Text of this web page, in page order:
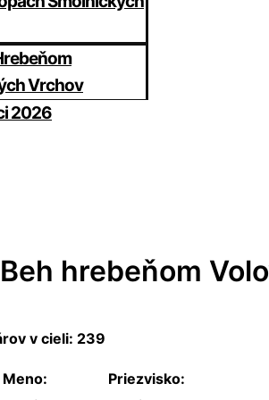
Vrchov
2026
hrebeňom
v cieli: 239
Meno: Priezvisko: